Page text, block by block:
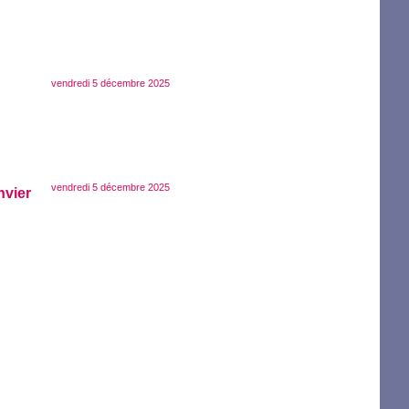
vendredi 5 décembre 2025
vendredi 5 décembre 2025